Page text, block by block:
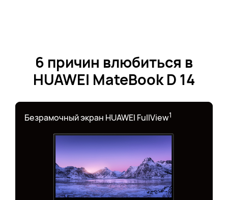
6 причин влюбиться в
HUAWEI MateBook D 14
Безрамочный экран HUAWEI FullView1